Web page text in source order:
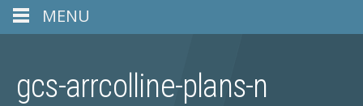
gcs-arrcolline-plans-n
MENU